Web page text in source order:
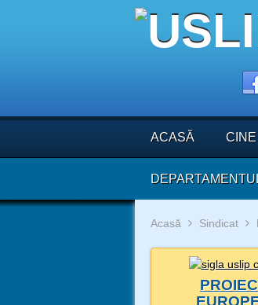
ACASĂ
Acasă Sindicat